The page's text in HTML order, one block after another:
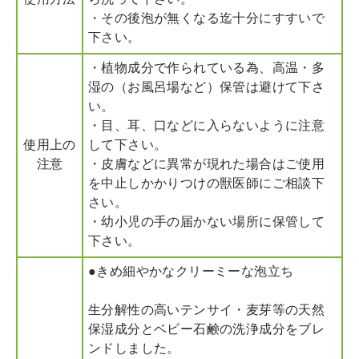
・その後泡が無くなる迄十分にすすいで
下さい。
使用上の
注意
・植物成分で作られている為、高温・多
湿の（お風呂場など）保管は避けて下さ
い。
・目、耳、口などに入らないように注意
して下さい。
・皮膚などに異常が現れた場合はご使用
を中止しかかりつけの獣医師にご相談下
さい。
・幼小児の手の届かない場所に保管して
下さい。
●きめ細やかなクリーミーな泡立ち
生分解性の高いテンサイ・麦芽等の天然
保湿成分とベビー石鹸の洗浄成分をブレ
ンドしました。